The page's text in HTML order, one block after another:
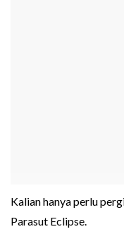
Kalian hanya perlu
Parasut Eclipse.